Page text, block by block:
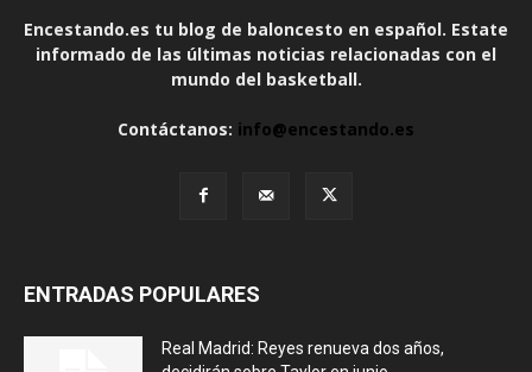
Encestando.es tu blog de baloncesto en español. Estate
informado de las últimas noticias relacionadas con el
mundo del basketball.
Contáctanos: info@encestando.es
ENTRADAS POPULARES
Real Madrid: Reyes renueva dos años,